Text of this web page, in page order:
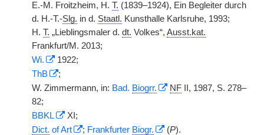
E.-M. Froitzheim, H. T. (1839–1924), Ein Begleiter durch
d. H.-T.-Slg. in d. Staatl. Kunsthalle Karlsruhe, 1993;
H. T. „Lieblingsmaler d. dt. Volkes“, Ausst.kat.
Frankfurt/M. 2013;
Wi.
1922;
ThB
;
W. Zimmermann, in: Bad. Biogrr. NF II, 1987, S. 278–
82;
BBKL
XI;
Dict. of Art ; Frankfurter Biogr. (P).